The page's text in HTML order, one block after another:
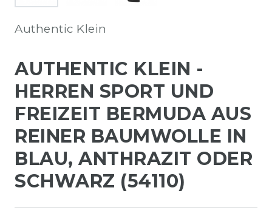
Authentic Klein
AUTHENTIC KLEIN -
HERREN SPORT UND
FREIZEIT BERMUDA AUS
REINER BAUMWOLLE IN
BLAU, ANTHRAZIT ODER
SCHWARZ (54110)